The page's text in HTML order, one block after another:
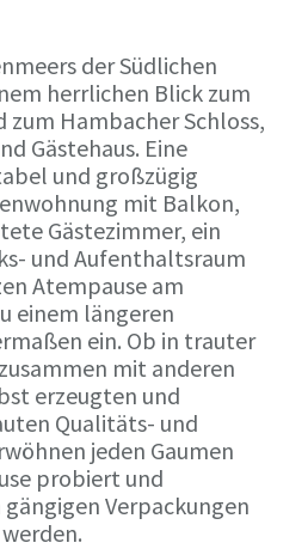
der Südlichen
herrlichen Blick zum
Hambacher Schloss,
Gästehaus. Eine
und großzügig
mit Balkon,
Gästezimmer, ein
und Aufenthaltsraum
Atempause am
einem längeren
ein. Ob in trauter
mit anderen
erzeugten und
Qualitäts- und
jeden Gaumen
probiert und
Verpackungen